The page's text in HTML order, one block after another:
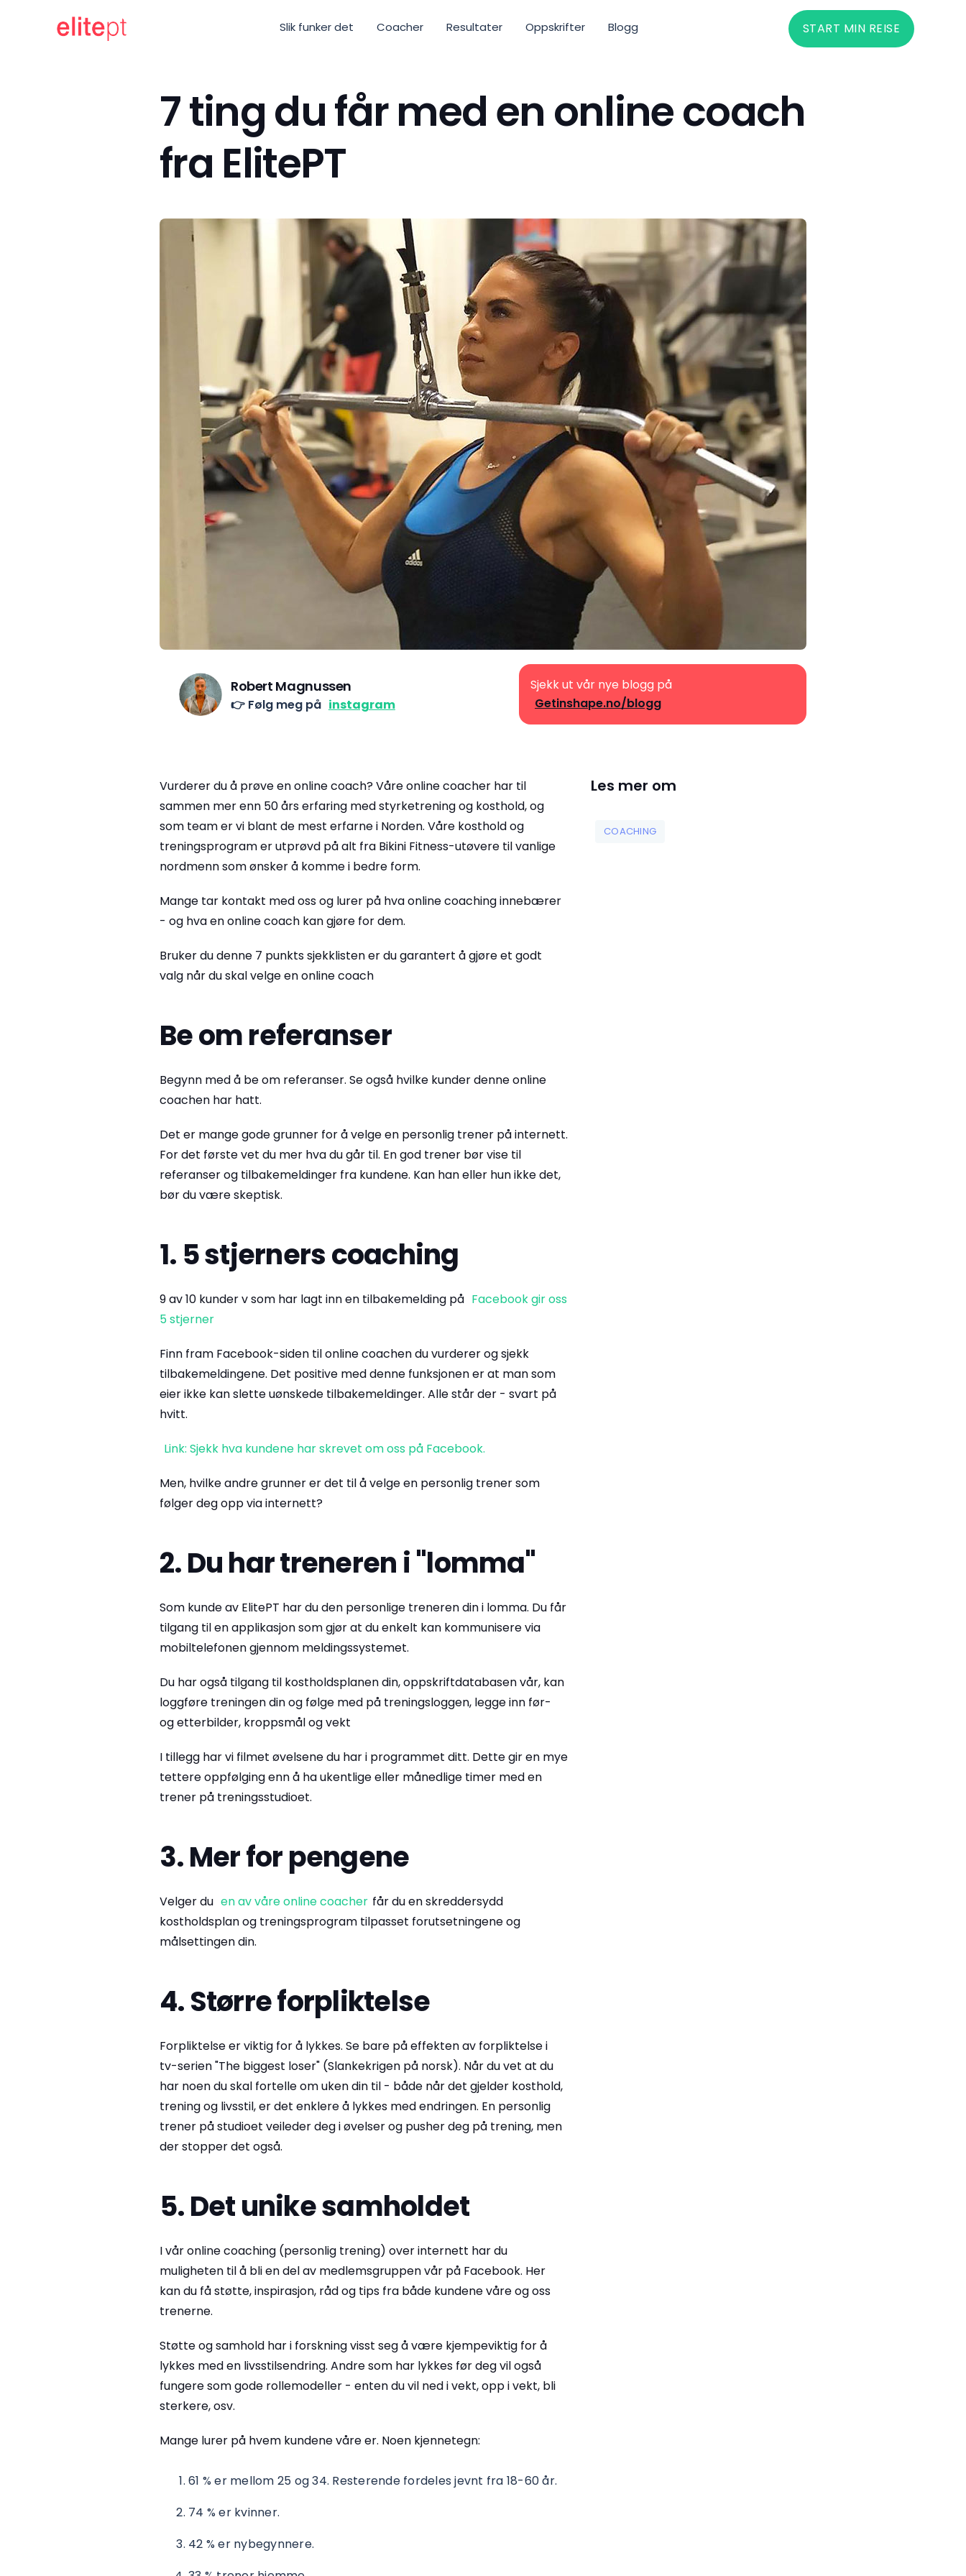
Slik funker det Coacher Resultater Oppskrifter Blogg START MIN REISE
7 ting du får med en online coach
fra ElitePT
Robert Magnussen
👉 Følg meg på instagram
Sjekk ut vår nye blogg på
Getinshape.no/blogg
Vurderer du å prøve en online coach? Våre online coacher har til
sammen mer enn 50 års erfaring med styrketrening og kosthold, og
som team er vi blant de mest erfarne i Norden. Våre kosthold og
treningsprogram er utprøvd på alt fra Bikini Fitness-utøvere til vanlige
nordmenn som ønsker å komme i bedre form.
Mange tar kontakt med oss og lurer på hva online coaching innebærer
- og hva en online coach kan gjøre for dem.
Bruker du denne 7 punkts sjekklisten er du garantert å gjøre et godt
valg når du skal velge en online coach
Be om referanser
Begynn med å be om referanser. Se også hvilke kunder denne online
coachen har hatt.
Det er mange gode grunner for å velge en personlig trener på internett.
For det første vet du mer hva du går til. En god trener bør vise til
referanser og tilbakemeldinger fra kundene. Kan han eller hun ikke det,
bør du være skeptisk.
1. 5 stjerners coaching
9 av 10 kunder v som har lagt inn en tilbakemelding på Facebook gir oss
5 stjerner
Finn fram Facebook-siden til online coachen du vurderer og sjekk
tilbakemeldingene. Det positive med denne funksjonen er at man som
eier ikke kan slette uønskede tilbakemeldinger. Alle står der - svart på
hvitt.
Link: Sjekk hva kundene har skrevet om oss på Facebook.
Men, hvilke andre grunner er det til å velge en personlig trener som
følger deg opp via internett?
2. Du har treneren i "lomma"
Som kunde av ElitePT har du den personlige treneren din i lomma. Du får
tilgang til en applikasjon som gjør at du enkelt kan kommunisere via
mobiltelefonen gjennom meldingssystemet.
Du har også tilgang til kostholdsplanen din, oppskriftdatabasen vår, kan
loggføre treningen din og følge med på treningsloggen, legge inn før-
og etterbilder, kroppsmål og vekt
I tillegg har vi filmet øvelsene du har i programmet ditt. Dette gir en mye
tettere oppfølging enn å ha ukentlige eller månedlige timer med en
trener på treningsstudioet.
3. Mer for pengene
Velger du en av våre online coacher får du en skreddersydd
kostholdsplan og treningsprogram tilpasset forutsetningene og
målsettingen din.
4. Større forpliktelse
Forpliktelse er viktig for å lykkes. Se bare på effekten av forpliktelse i
tv-serien "The biggest loser" (Slankekrigen på norsk). Når du vet at du
har noen du skal fortelle om uken din til - både når det gjelder kosthold,
trening og livsstil, er det enklere å lykkes med endringen. En personlig
trener på studioet veileder deg i øvelser og pusher deg på trening, men
der stopper det også.
5. Det unike samholdet
I vår online coaching (personlig trening) over internett har du
muligheten til å bli en del av medlemsgruppen vår på Facebook. Her
kan du få støtte, inspirasjon, råd og tips fra både kundene våre og oss
trenerne.
Støtte og samhold har i forskning visst seg å være kjempeviktig for å
lykkes med en livsstilsendring. Andre som har lykkes før deg vil også
fungere som gode rollemodeller - enten du vil ned i vekt, opp i vekt, bli
sterkere, osv.
Mange lurer på hvem kundene våre er. Noen kjennetegn:
61 % er mellom 25 og 34. Resterende fordeles jevnt fra 18-60 år.
74 % er kvinner.
42 % er nybegynnere.
Les mer om
COACHING